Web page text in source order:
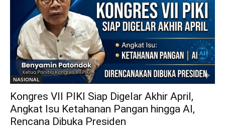
NASIONAL
Kongres VII PIKI Siap Digelar Akhir April,
Angkat Isu Ketahanan Pangan hingga AI,
Rencana Dibuka Presiden